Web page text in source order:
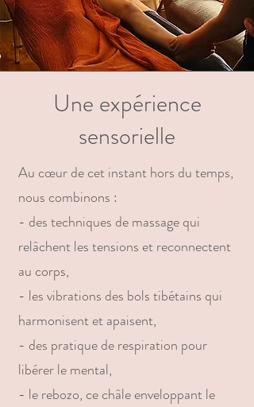
Une expérience
sensorielle
Au cœur de cet instant hors du temps,
nous combinons :
- des techniques de massage qui
relâchent les tensions et reconnectent
au corps,
- les vibrations des bols tibétains qui
harmonisent et apaisent,
- des pratique de respiration pour
libérer le mental,
- le rebozo, ce châle enveloppant le